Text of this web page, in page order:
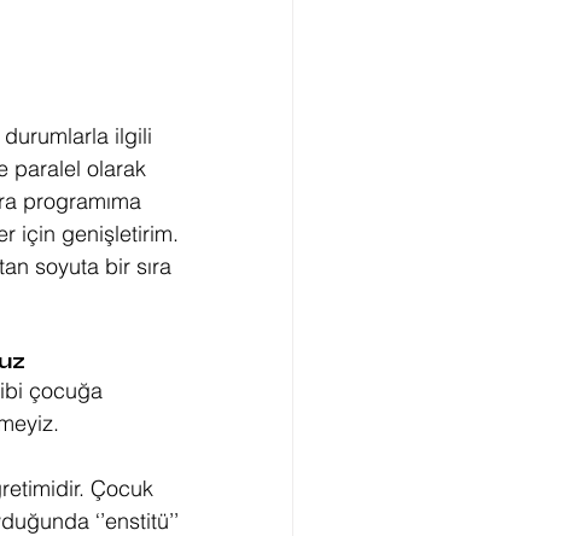
ilgili
paralel olarak
programıma
için genişletirim.
soyuta bir sıra
çocuğa
Çocuk
‘’enstitü’’